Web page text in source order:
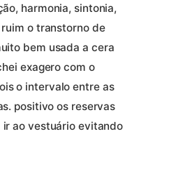
harmonia, sintonia,
o transtorno de
bem usada a cera
exagero com o
o intervalo entre as
positivo os reservas
ao vestuário evitando